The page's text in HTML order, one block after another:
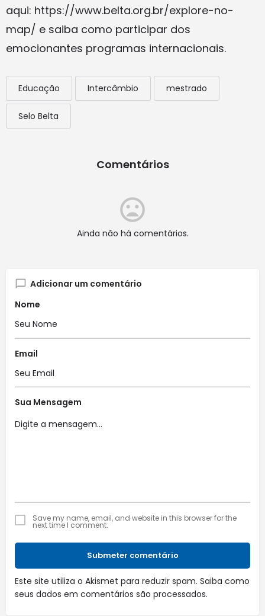
aqui: https://www.belta.org.br/explore-no-
map/ e saiba como participar dos
emocionantes programas internacionais.
Educação Intercâmbio mestrado
Selo Belta
Comentários
Ainda não há comentários.
Adicionar um comentário
Nome
Email
Sua Mensagem
Save my name, email, and website in this browser for the
next time I comment.
Submeter comentário
Este site utiliza o Akismet para reduzir spam. Saiba como
seus dados em comentários são processados.